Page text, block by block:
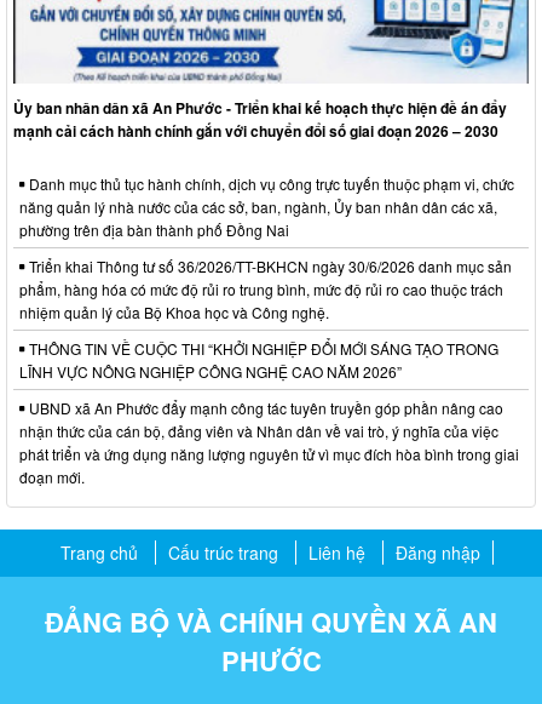
Ủy ban nhân dân xã An Phước - Triển khai kế hoạch thực hiện đề án đẩy
mạnh cải cách hành chính gắn với chuyển đổi số giai đoạn 2026 – 2030
Danh mục thủ tục hành chính, dịch vụ công trực tuyến thuộc phạm vi, chức
năng quản lý nhà nước của các sở, ban, ngành, Ủy ban nhân dân các xã,
phường trên địa bàn thành phố Đồng Nai
Triển khai Thông tư số 36/2026/TT-BKHCN ngày 30/6/2026 danh mục sản
phẩm, hàng hóa có mức độ rủi ro trung bình, mức độ rủi ro cao thuộc trách
nhiệm quản lý của Bộ Khoa học và Công nghệ.
THÔNG TIN VỀ CUỘC THI “KHỞI NGHIỆP ĐỔI MỚI SÁNG TẠO TRONG
LĨNH VỰC NÔNG NGHIỆP CÔNG NGHỆ CAO NĂM 2026”
UBND xã An Phước đẩy mạnh công tác tuyên truyền góp phần nâng cao
nhận thức của cán bộ, đảng viên và Nhân dân về vai trò, ý nghĩa của việc
phát triển và ứng dụng năng lượng nguyên tử vì mục đích hòa bình trong giai
đoạn mới.
Trang chủ Cấu trúc trang Liên hệ Đăng nhập
ĐẢNG BỘ VÀ CHÍNH QUYỀN XÃ AN
PHƯỚC